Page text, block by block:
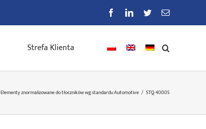
FacebookLinkedIn
TwitterE-
Strefa Klienta
Elementy znormalizowane do tłoczników wg standardu Automotive / STQ 40005